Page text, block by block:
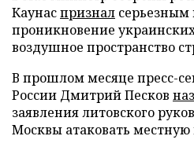
Каунаспризнал серьезным
проникновение
воздушное пространство
В прошлом месяце пресс-
России Дмитрий Песков
заявления литовского
Москвы атаковать местную